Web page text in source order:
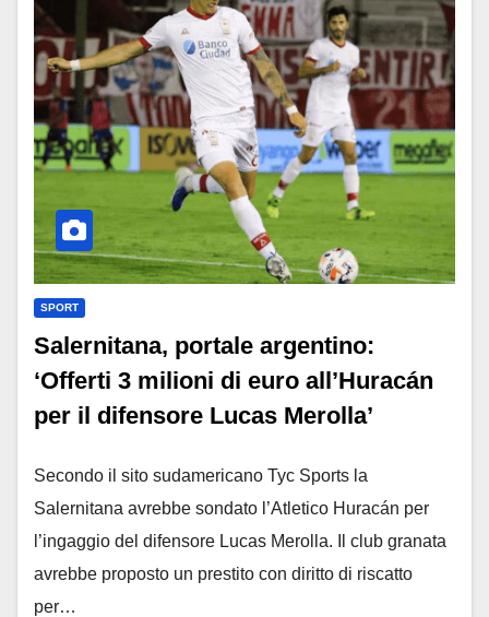
SPORT
Salernitana, portale argentino:
‘Offerti 3 milioni di euro all’Huracán
per il difensore Lucas Merolla’
Secondo il sito sudamericano Tyc Sports la
Salernitana avrebbe sondato l’Atletico Huracán per
l’ingaggio del difensore Lucas Merolla. Il club granata
avrebbe proposto un prestito con diritto di riscatto
per…